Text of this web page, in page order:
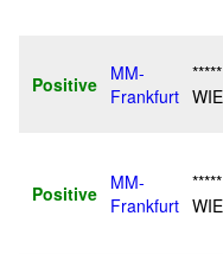
Positive
MM-
Frankfurt
Positive
MM-
Frankfurt